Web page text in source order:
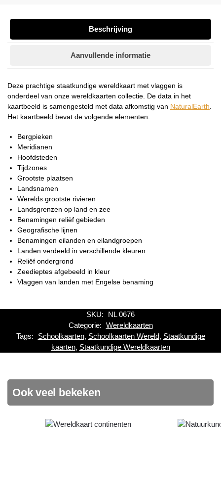
Beschrijving
Aanvullende informatie
Deze prachtige staatkundige wereldkaart met vlaggen is
onderdeel van onze wereldkaarten collectie. De data in het
kaartbeeld is samengesteld met data afkomstig van NaturalEarth
Het kaartbeeld bevat de volgende elementen:
Bergpieken
Meridianen
Hoofdsteden
Tijdzones
Grootste plaatsen
Landsnamen
Werelds grootste rivieren
Landsgrenzen op land en zee
Benamingen reliëf gebieden
Geografische lijnen
Benamingen eilanden en eilandgroepen
Landen verdeeld in verschillende kleuren
Reliëf ondergrond
Zeedieptes afgebeeld in kleur
Vlaggen van landen met Engelse benaming
SKU:
NL 0676
Categorie: Wereldkaarten
Tags:
Schoolkaarten, Schoolkaarten Wereld, Staatkundige
kaarten, Staatkundige Wereldkaarten
Ook veel bekeken